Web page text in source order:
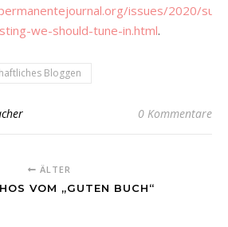
issues/2020/
we-should-tune-in.html.
Bloggen
0 Kommentare
ÄLTER
VOM „GUTEN BUCH“